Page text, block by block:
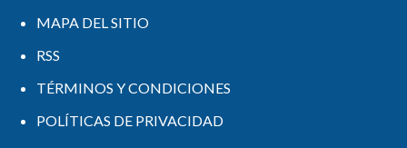
MAPA DEL SITIO
RSS
TÉRMINOS Y CONDICIONES
POLÍTICAS DE PRIVACIDAD